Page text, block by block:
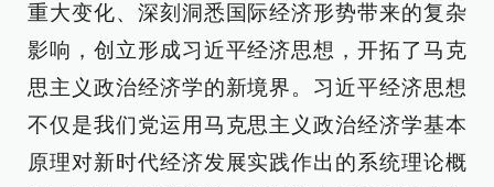
重大变化、深刻洞悉国际经济形势带来的复杂
影响，创立形成习近平经济思想，开拓了马克
思主义政治经济学的新境界。习近平经济思想
不仅是我们党运用马克思主义政治经济学基本
原理对新时代经济发展实践作出的系统理论概